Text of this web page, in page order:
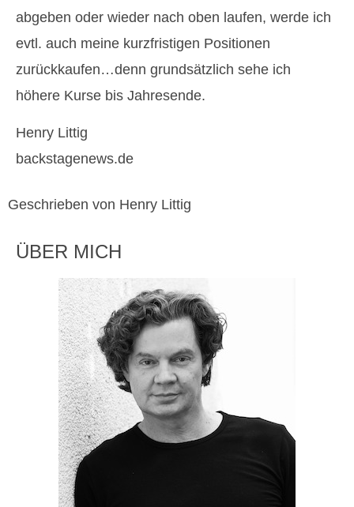
abgeben oder wieder nach oben laufen, werde ich
evtl. auch meine kurzfristigen Positionen
zurückkaufen…denn grundsätzlich sehe ich
höhere Kurse bis Jahresende.
Henry Littig
backstagenews.de
Geschrieben von Henry Littig
ÜBER MICH